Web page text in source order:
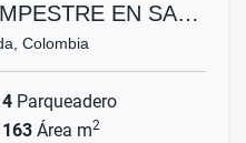
EN SA…
Colombia
4 Parqueadero
163 Área m2